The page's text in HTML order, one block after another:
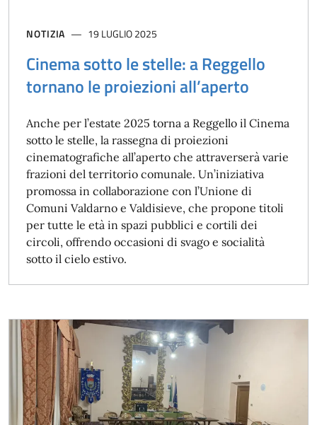
NOTIZIA 19 LUGLIO 2025
Cinema sotto le stelle: a Reggello
tornano le proiezioni all’aperto
Anche per l’estate 2025 torna a Reggello il Cinema
sotto le stelle, la rassegna di proiezioni
cinematografiche all’aperto che attraverserà varie
frazioni del territorio comunale. Un’iniziativa
promossa in collaborazione con l’Unione di
Comuni Valdarno e Valdisieve, che propone titoli
per tutte le età in spazi pubblici e cortili dei
circoli, offrendo occasioni di svago e socialità
sotto il cielo estivo.